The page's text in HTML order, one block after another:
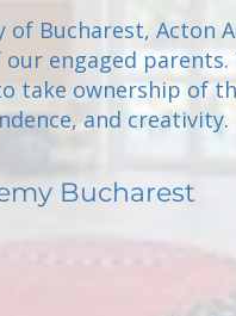
Bucharest, Acton
engaged parents.
take ownership of
and creativity.
Bucharest